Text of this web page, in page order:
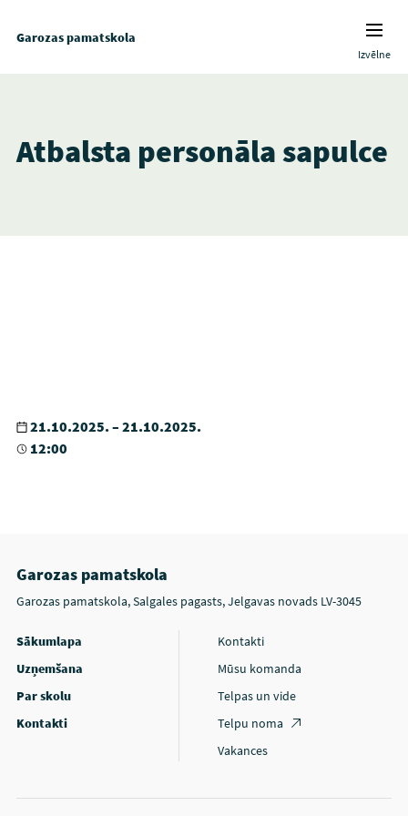
Garozas pamatskola
Izvēlne
Atbalsta personāla sapulce
21.10.2025. – 21.10.2025.
12:00
Garozas pamatskola
Garozas pamatskola, Salgales pagasts, Jelgavas novads LV-3045
Sākumlapa
Uzņemšana
Par skolu
Kontakti
Kontakti
Mūsu komanda
Telpas un vide
Telpu noma
Vakances